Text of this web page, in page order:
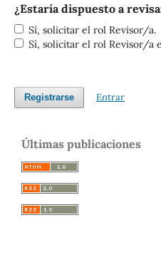
¿Estaría dispuesto a
Sí, solicitar el rol Revisor/a.
Sí, solicitar el rol Revisor/a
Registrarse Entrar
Últimas publicaciones